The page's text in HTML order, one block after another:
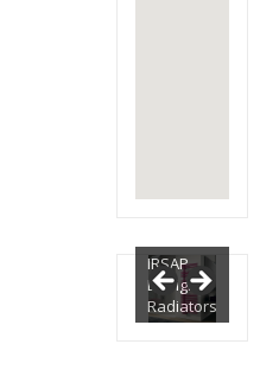
IRSAP
Design
Radiators